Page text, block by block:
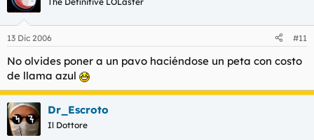
13 Dic 2006 #11
No olvides poner a un pavo haciéndose un peta con costo
de llama azul
Dr_Escroto
Il Dottore